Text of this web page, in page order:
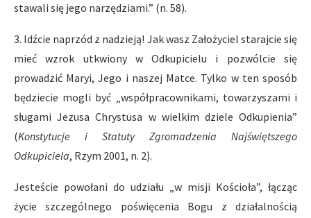
stawali się jego narzędziami.” (n. 58).
3. Idźcie naprzód z nadzieją! Jak wasz Założyciel starajcie się
mieć wzrok utkwiony w Odkupicielu i pozwólcie się
prowadzić Maryi, Jego i naszej Matce. Tylko w ten sposób
będziecie mogli być „współpracownikami, towarzyszami i
sługami Jezusa Chrystusa w wielkim dziele Odkupienia”
(Konstytucje i Statuty Zgromadzenia Najświętszego
Odkupiciela, Rzym 2001, n. 2).
Jesteście powołani do udziału „w misji Kościoła”, łącząc
życie szczególnego poświęcenia Bogu z działalnością